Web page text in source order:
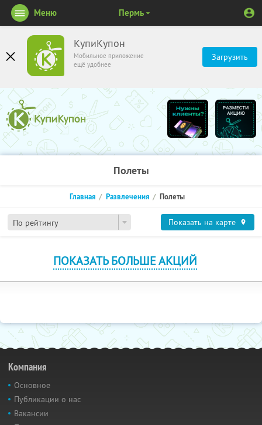
КупиКупон
Мобильное приложение
ещё удобнее
Загрузить
Меню Пермь
Полеты
По рейтингу
Главная Развлечения Полеты
Показать на карте
ПОКАЗАТЬ БОЛЬШЕ АКЦИЙ
Компания
Основное
Публикации о нас
Вакансии